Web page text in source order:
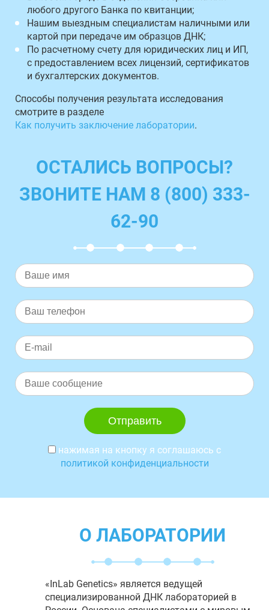
любого другого Банка по квитанции;
Нашим выездным специалистам наличными или
картой при передаче им образцов ДНК;
По расчетному счету для юридических лиц и ИП,
с предоставлением всех лицензий, сертификатов
и бухгалтерских документов.
Способы получения результата исследования
смотрите в разделе
Как получить заключение лаборатории.
ОСТАЛИСЬ ВОПРОСЫ?
ЗВОНИТЕ НАМ 8 (800) 333-
62-90
нажимая на кнопку я соглашаюсь с
политикой конфиденциальности
О ЛАБОРАТОРИИ
«InLab Genetics» является ведущей
специализированной ДНК лабораторией в